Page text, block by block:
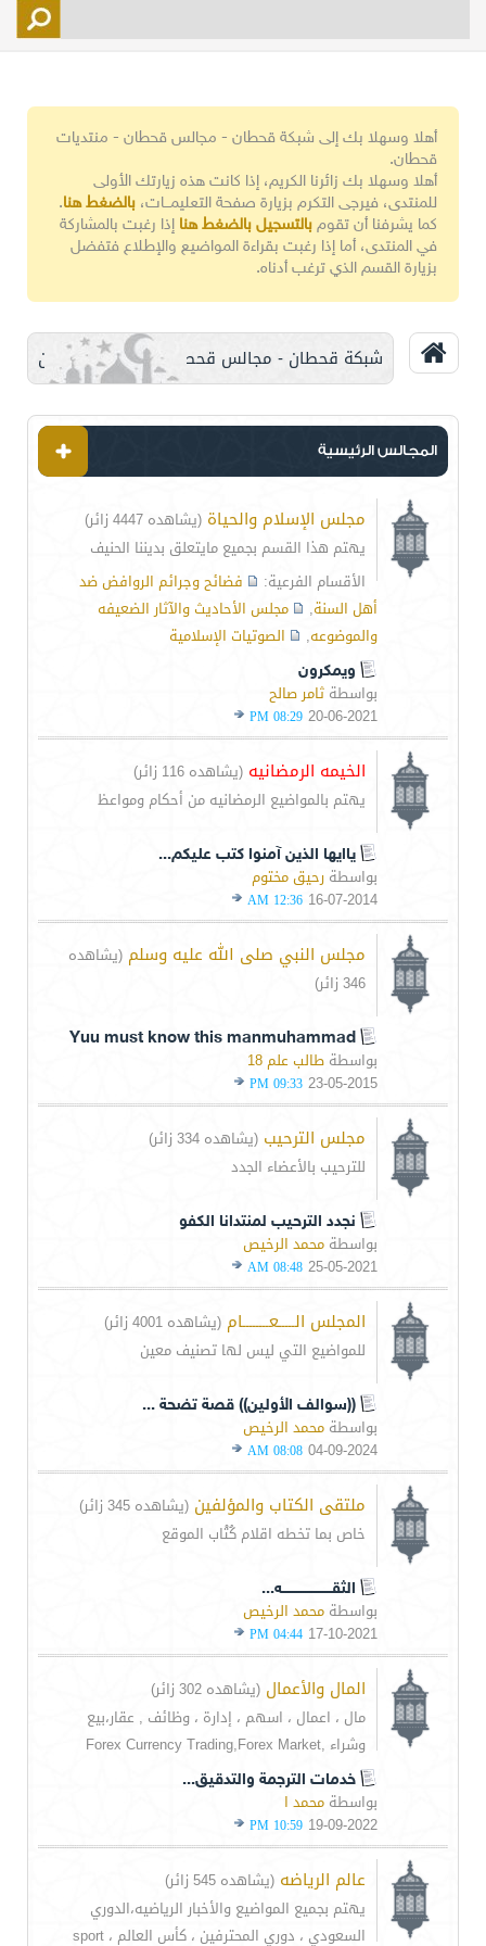
التحكم
اتصل بنا
أهلا وسهلا بك إلى شبكة قحطان - مجالس قحطان - منتديات
قحطان.
أهلا وسهلا بك زائرنا الكريم، إذا كانت هذه زيارتك الأولى
للمنتدى، فيرجى التكرم بزيارة صفحة التعليمـــات، بالضغط هنا.
كما يشرفنا أن تقوم بالتسجيل بالضغط هنا إذا رغبت بالمشاركة
في المنتدى، أما إذا رغبت بقراءة المواضيع والإطلاع فتفضل
بزيارة القسم الذي ترغب أدناه.
شبكة قحطان - مجالس قحطان - منتديات قحطان
المجالس الرئيسية
مجلس الإسلام والحياة (يشاهده 4447 زائر)
يهتم هذا القسم بجميع مايتعلق بديننا الحنيف
الأقسام الفرعية:
فضائح وجرائم الروافض ضد
أهل السنة,
مجلس الأحاديث والآثار الضعيفه
والموضوعه, الصوتيات الإسلامية
ويمكرون
بواسطة ثامر صالح
20-06-2021
08:29 PM
الخيمه الرمضانيه (يشاهده 116 زائر)
يهتم بالمواضيع الرمضانيه من أحكام ومواعظ
ياايها الذين آمنوا كتب عليكم...
بواسطة رحيق مختوم
16-07-2014
12:36 AM
مجلس النبي صلى الله عليه وسلم (يشاهده
346 زائر)
Yuu must know this manmuhammad
بواسطة طالب علم 18
23-05-2015
09:33 PM
مجلس الترحيب (يشاهده 334 زائر)
للترحيب بالأعضاء الجدد
نجدد الترحيب لمنتدانا الكفو
بواسطة محمد الرخيص
25-05-2021
08:48 AM
المجلس الـــــعــــــــام (يشاهده 4001 زائر)
للمواضيع التي ليس لها تصنيف معين
((سوالف الأولين)) قصة تضحة ...
بواسطة محمد الرخيص
04-09-2024
08:08 AM
ملتقى الكتاب والمؤلفين (يشاهده 345 زائر)
خاص بما تخطه اقلام كُتْاب الموقع
الثقـــــــــــــــــــــــه...
بواسطة محمد الرخيص
17-10-2021
04:44 PM
المال والأعمال (يشاهده 302 زائر)
مال ، اعمال ، اسهم ، إدارة ، وظائف , عقار،بيع
وشراء ,Forex Currency Trading,Forex Market
خدمات الترجمة والتدقيق...
بواسطة محمد ا
19-09-2022
10:59 PM
عالم الرياضه (يشاهده 545 زائر)
يهتم بجميع المواضيع والأخبار الرياضيه،الدوري
السعودي ، دوري المحترفين ، كأس العالم ، sport